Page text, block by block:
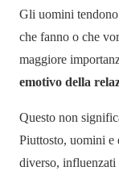
Gli uomini tendono
che fanno o che
maggiore
emotivo della
Questo non
Piuttosto, uomini e
diverso,